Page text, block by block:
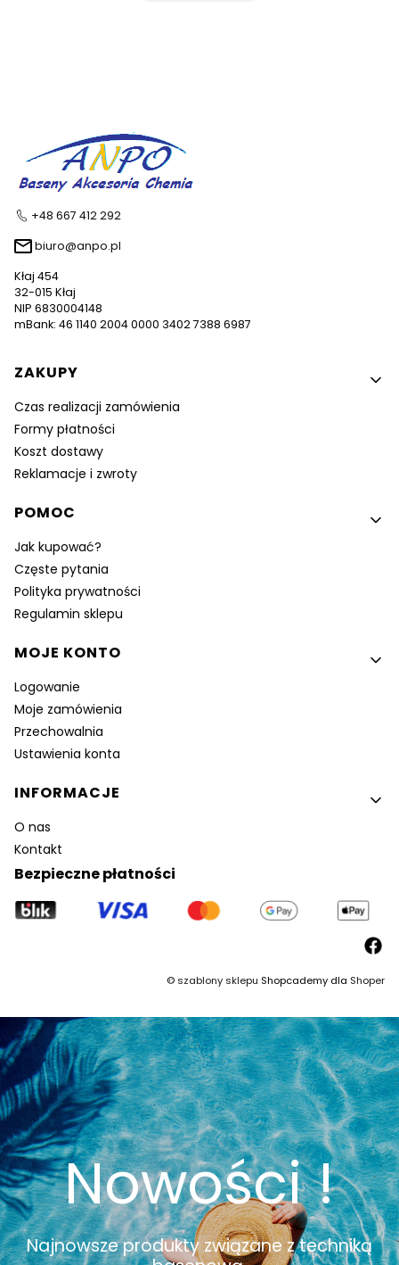
+48 667 412 292
biuro@anpo.pl
Kłaj 454
32-015 Kłaj
NIP 6830004148
mBank: 46 1140 2004 0000 3402 7388 6987
Linki w stopce
ZAKUPY
Czas realizacji zamówienia
Formy płatności
Koszt dostawy
Reklamacje i zwroty
POMOC
Jak kupować?
Częste pytania
Polityka prywatności
Regulamin sklepu
MOJE KONTO
Logowanie
Moje zamówienia
Przechowalnia
Ustawienia konta
INFORMACJE
O nas
Kontakt
Bezpieczne płatności
©szablony sklepu Shopcademy dla Shoper
Nowości !
Najnowsze produkty związane z techniką